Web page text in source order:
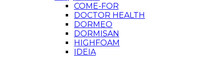
COME-FOR
DOCTOR HEALTH
DORMEO
DORMISAN
HIGHFOAM
IDEIA